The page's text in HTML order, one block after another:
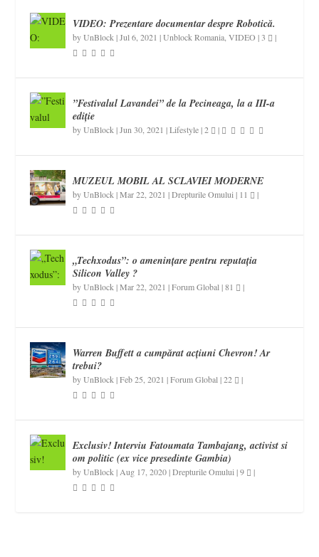
VIDEO: Prezentare documentar despre Robotică.
byUnBlock |Jul 6, 2021 |Unblock Romania ,VIDEO |3 |
”Festivalul Lavandei” de la Pecineaga, la a III-a
ediție
byUnBlock |Jun 30, 2021 |Lifestyle|2 |
MUZEUL MOBIL AL SCLAVIEI MODERNE
byUnBlock |Mar 22, 2021 |Drepturile Omului | 11 |
„Techxodus”: o amenințare pentru reputația
Silicon Valley ?
byUnBlock |Mar 22, 2021 |Forum Global |81 |
Warren Buffett a cumpărat acțiuni Chevron! Ar
trebui?
byUnBlock |Feb 25, 2021 |Forum Global |22 |
Exclusiv! Interviu Fatoumata Tambajang, activist si
om politic (ex vice presedinte Gambia)
byUnBlock | Aug 17, 2020|Drepturile Omului |9 |